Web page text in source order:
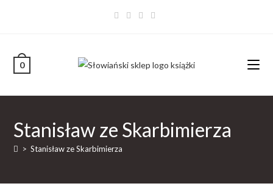
0
Stanisław ze Skarbimierza
> Stanisław ze Skarbimierza